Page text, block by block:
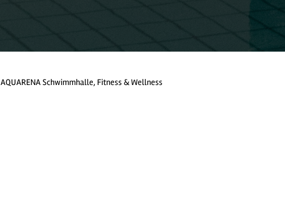
AQUARENA Schwimmhalle, Fitness & Wellness